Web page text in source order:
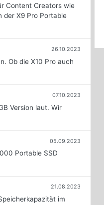
Content Creators wie
der X9 Pro Portable
26.10.2023
Ob die X10 Pro auch
07.10.2023
Version laut. Wir
05.09.2023
Portable SSD
21.08.2023
im